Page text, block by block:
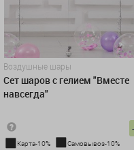
Воздушные шары
Сет шаров с гелием "Вместе
навсегда"
Карта-10% Самовывоз-10%